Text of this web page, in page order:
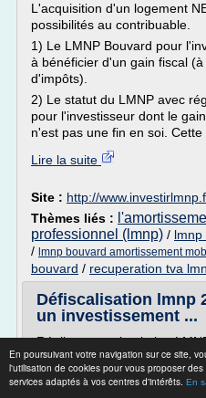
En poursuivant votre navigation sur ce site,
l'utilisation de cookies pour vous proposer
services adaptés à vos centres d'intérêts. En
L'acquisition d'un logement
possibilités au contribuable.
1) Le LMNP Bouvard pour
à bénéficier d'un gain fiscal
d'impôts).
2) Le statut du LMNP avec
pour l'investisseur dont le
n'est pas une fin en soi. Cette
Lire la suite
Site : http://
Thèmes liés :
professionnel (lmnp) / lmnp
/ lmnp bouvard amortissement
bouvard / recuperation tva
Défiscalisation lmnp
un investissement ...
Réaliser une simulation
La simulation en loueur
Le statut de location